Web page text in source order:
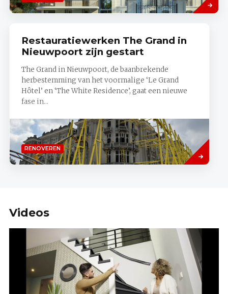
Restauratiewerken The Grand in
Nieuwpoort zijn gestart
The Grand in Nieuwpoort, de baanbrekende
herbestemming van het voormalige ‘Le Grand
Hôtel’ en ‘The White Residence’, gaat een nieuwe
fase in...
RENOVEREN
Lees
meer
Videos